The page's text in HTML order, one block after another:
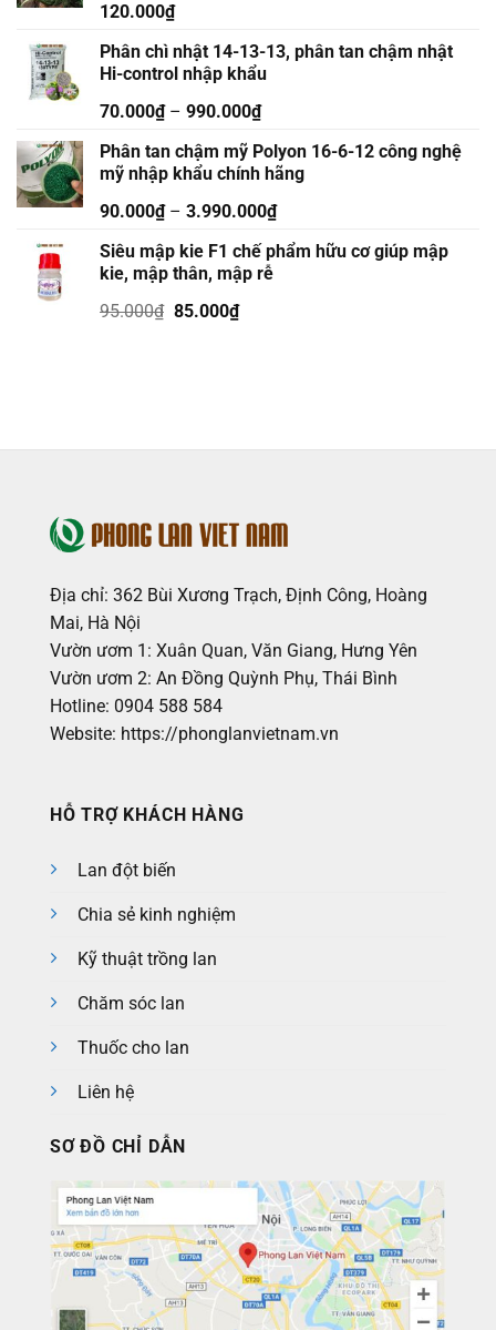
120.000₫
Phân chì nhật 14-13-13, phân tan chậm nhật
Hi-control nhập khẩu
70.000₫– 990.000₫
Phân tan chậm mỹ Polyon 16-6-12 công nghệ
mỹ nhập khẩu chính hãng
90.000₫– 3.990.000₫
Siêu mập kie F1 chế phẩm hữu cơ giúp mập
kie, mập thân, mập rễ
95.000₫ Giá
85.000₫Giá
Địa chỉ: 362 Bùi Xương Trạch, Định Công, Hoàng
Mai, Hà Nội
Vườn ươm 1: Xuân Quan, Văn Giang, Hưng Yên
Vườn ươm 2: An Đồng Quỳnh Phụ, Thái Bình
Hotline: 0904 588 584
Website: https://phonglanvietnam.vn
HỖ TRỢ KHÁCH HÀNG
Lan đột biến
Chia sẻ kinh nghiệm
Kỹ thuật trồng lan
Chăm sóc lan
Thuốc cho lan
Liên hệ
SƠ ĐỒ CHỈ DẪN